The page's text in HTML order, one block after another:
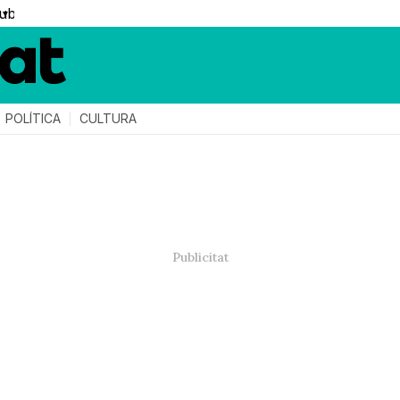
▼
POLÍTICA CULTURA